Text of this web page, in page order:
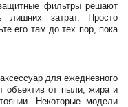
фильтры решают
лишних затрат. Просто
его там до тех пор, пока
для ежедневного
объектив от пыли, жира и
Некоторые модели